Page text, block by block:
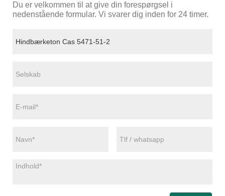
Du er velkommen til at give din forespørgsel i
nedenstående formular. Vi svarer dig inden for 24 timer.